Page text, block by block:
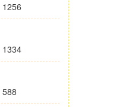
1256
1334
588